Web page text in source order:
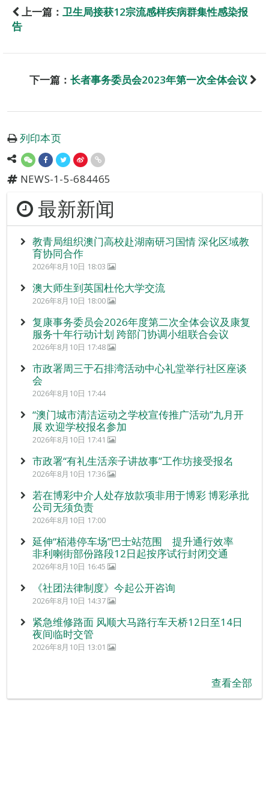
上一篇： 卫生局接获12宗流感样疾病群集性感染报
告
下一篇： 长者事务委员会2023年第一次全体会议
列印本页
NEWS-1-5-684465
最新新闻
教青局组织澳门高校赴湖南研习国情 深化区域教
育协同合作
2026年8月10日 18:03
澳大师生到英国杜伦大学交流
2026年8月10日 18:00
复康事务委员会2026年度第二次全体会议及康复
服务十年行动计划 跨部门协调小组联合会议
2026年8月10日 17:48
市政署周三于石排湾活动中心礼堂举行社区座谈
会
2026年8月10日 17:44
“澳门城市清洁运动之学校宣传推广活动”九月开
展 欢迎学校报名参加
2026年8月10日 17:41
市政署“有礼生活亲子讲故事”工作坊接受报名
2026年8月10日 17:36
若在博彩中介人处存放款项非用于博彩 博彩承批
公司无须负责
2026年8月10日 17:00
延伸“栢港停车场”巴士站范围 提升通行效率
非利喇街部份路段12日起按序试行封闭交通
2026年8月10日 16:45
《社团法律制度》今起公开咨询
2026年8月10日 14:37
紧急维修路面 风顺大马路行车天桥12日至14日
夜间临时交管
2026年8月10日 13:01
查看全部